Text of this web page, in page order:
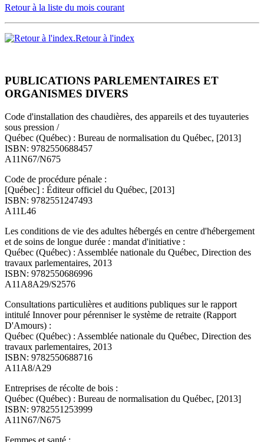
Retour à la liste du mois courant
Retour à l'index
PUBLICATIONS PARLEMENTAIRES ET
ORGANISMES DIVERS
Code d'installation des chaudières, des appareils et des tuyauteries
sous pression /
Québec (Québec) : Bureau de normalisation du Québec, [2013]
ISBN: 9782550688457
A11N67/N675
Code de procédure pénale :
[Québec] : Éditeur officiel du Québec, [2013]
ISBN: 9782551247493
A11L46
Les conditions de vie des adultes hébergés en centre d'hébergement
et de soins de longue durée : mandat d'initiative :
Québec (Québec) : Assemblée nationale du Québec, Direction des
travaux parlementaires, 2013
ISBN: 9782550686996
A11A8A29/S2576
Consultations particulières et auditions publiques sur le rapport
intitulé Innover pour pérenniser le système de retraite (Rapport
D'Amours) :
Québec (Québec) : Assemblée nationale du Québec, Direction des
travaux parlementaires, 2013
ISBN: 9782550688716
A11A8/A29
Entreprises de récolte de bois :
Québec (Québec) : Bureau de normalisation du Québec, [2013]
ISBN: 9782551253999
A11N67/N675
Femmes et santé :